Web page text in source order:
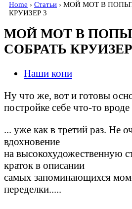
Home › Статьи › МОЙ МОТ В
КРУИЗЕР 3
МОЙ МОТ В
СОБРАТЬ
Наши кони
Ну что же, вот и готовы
постройке себе что-то вроде
... уже как в третий раз. Не
вдохновение
на высокохудожественную
краток в описании
самых запоминающихся
переделки.....